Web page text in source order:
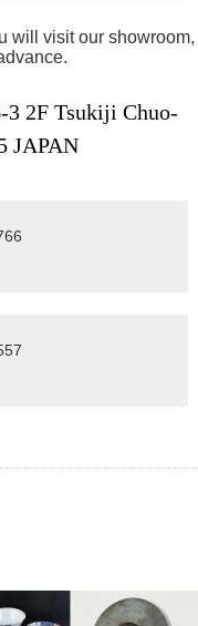
will visit our showroom,
3 2F Tsukiji Chuo-
JAPAN